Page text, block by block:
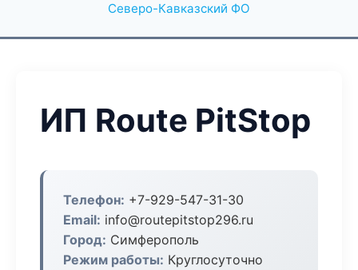
Северо-Кавказский ФО
ИП Route PitStop
Телефон: +7-929-547-31-30
Email: info@routepitstop296.ru
Город: Симферополь
Режим работы: Круглосуточно